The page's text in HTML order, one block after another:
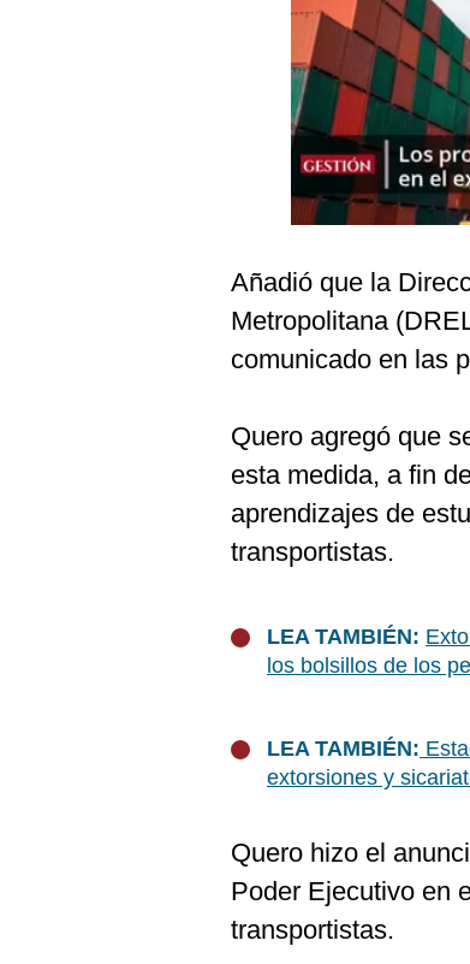
Añadió que la
Metropolitana
comunicado en las
Quero agregó que
esta medida, a fin
aprendizajes de
transportistas.
LEA TAMBIÉN:
los bolsillos de los
LEA TAMBIÉN:
extorsiones y
Quero hizo el
Poder Ejecutivo en
transportistas.